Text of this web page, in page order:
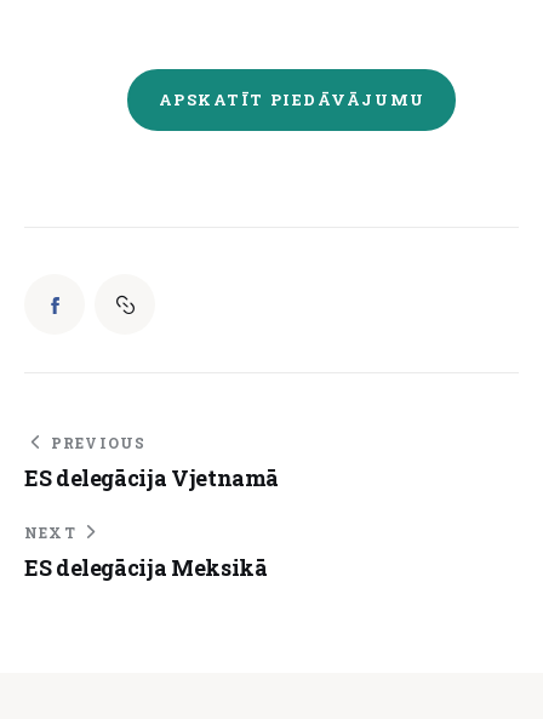
APSKATĪT PIEDĀVĀJUMU
PREVIOUS
ES delegācija Vjetnamā
NEXT
ES delegācija Meksikā